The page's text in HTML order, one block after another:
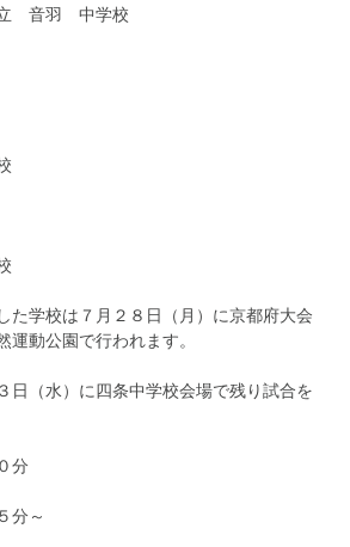
音羽 中学校
た学校は７月２８日（月）に京都府大会
運動公園で行われます。
日（水）に四条中学校会場で残り試合を
分
分～